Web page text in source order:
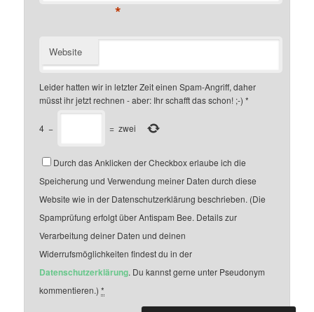
*
Website
Leider hatten wir in letzter Zeit einen Spam-Angriff, daher
müsst ihr jetzt rechnen - aber: Ihr schafft das schon! ;-) *
4 − = zwei
Durch das Anklicken der Checkbox erlaube ich die
Speicherung und Verwendung meiner Daten durch diese
Website wie in der Datenschutzerklärung beschrieben. (Die
Spamprüfung erfolgt über Antispam Bee. Details zur
Verarbeitung deiner Daten und deinen
Widerrufsmöglichkeiten findest du in der
Datenschutzerklärung. Du kannst gerne unter Pseudonym
kommentieren.)*